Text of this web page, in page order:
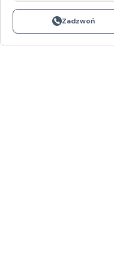
Zadzwoń